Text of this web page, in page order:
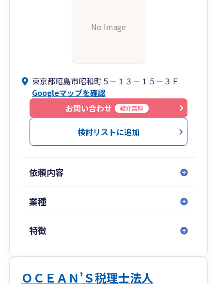
No Image
東京都昭島市昭和町５－１３－１５－３Ｆ
Googleマップを確認
お問い合わせ
紹介無料
検討リストに追加
依頼内容
業種
特徴
ＯＣＥＡＮ’Ｓ税理士法人